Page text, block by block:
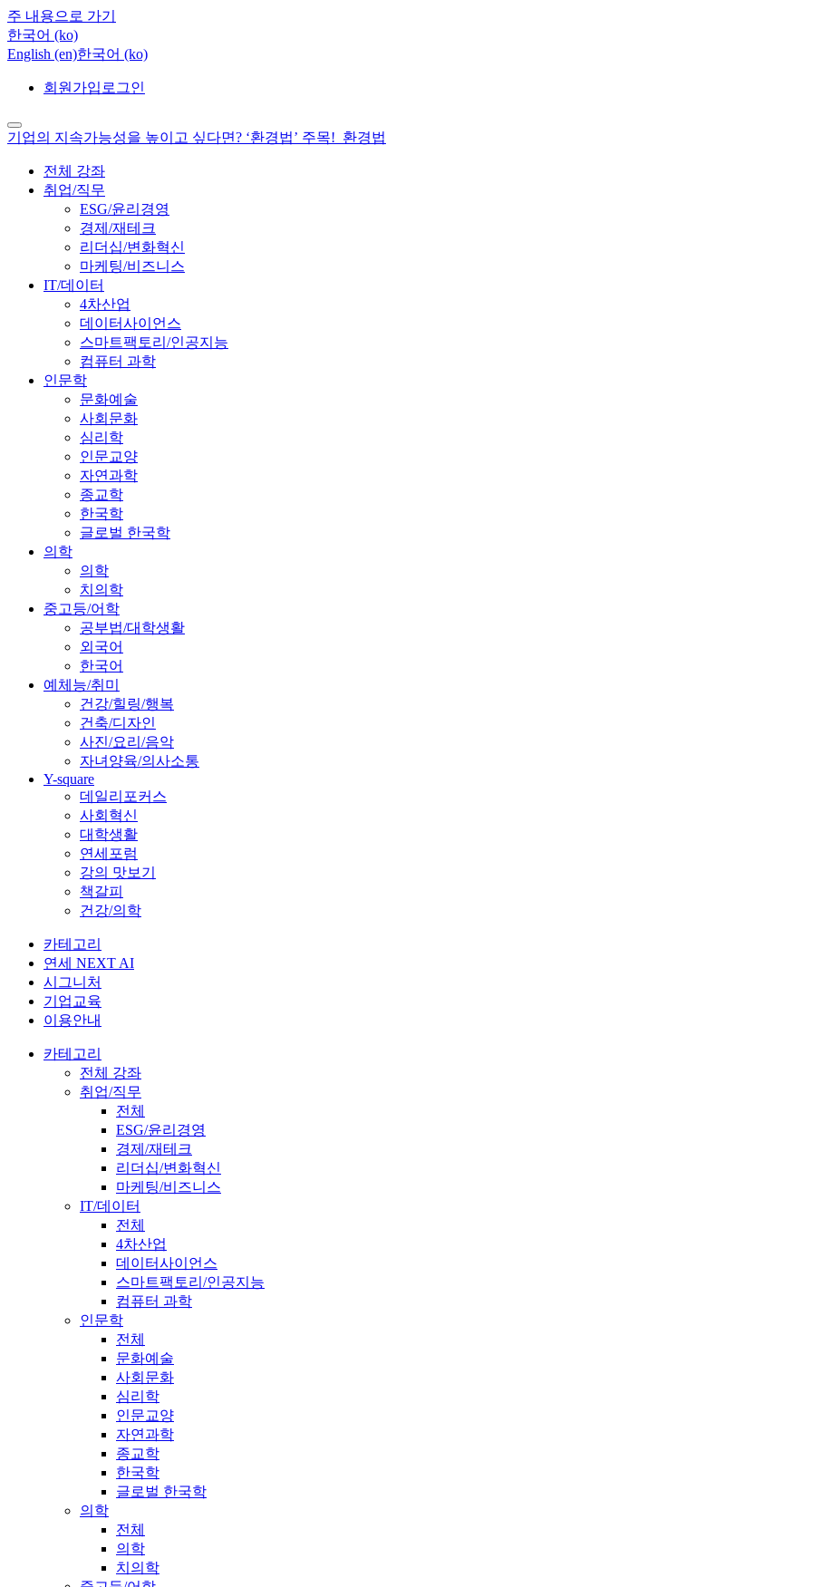
주 내용으로 가기
한국어 ‎(ko)‎
English ‎(en)‎한국어 ‎(ko)‎
회원가입 로그인
기업의 지속가능성을 높이고 싶다면? ‘환경법’ 주목!_환경법
전체 강좌
취업/직무
ESG/윤리경영
경제/재테크
리더십/변화혁신
마케팅/비즈니스
IT/데이터
4차산업
데이터사이언스
스마트팩토리/인공지능
컴퓨터 과학
인문학
문화예술
사회문화
심리학
인문교양
자연과학
종교학
한국학
글로벌 한국학
의학
의학
치의학
중고등/어학
공부법/대학생활
외국어
한국어
예체능/취미
건강/힐링/행복
건축/디자인
사진/요리/음악
자녀양육/의사소통
Y-square
데일리포커스
사회혁신
대학생활
연세포럼
강의 맛보기
책갈피
건강/의학
카테고리
연세 NEXT AI
시그니처
기업교육
이용안내
카테고리
전체 강좌
취업/직무
전체
ESG/윤리경영
경제/재테크
리더십/변화혁신
마케팅/비즈니스
IT/데이터
전체
4차산업
데이터사이언스
스마트팩토리/인공지능
컴퓨터 과학
인문학
전체
문화예술
사회문화
심리학
인문교양
자연과학
종교학
한국학
글로벌 한국학
의학
전체
의학
치의학